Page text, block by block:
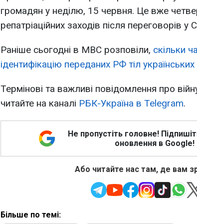
громадян у неділю, 15 червня. Це вже
репатріаційних заходів після переговорів у
Раніше сьогодні в МВС розповіли, скільки
ідентифікацію переданих РФ тіл українських
Термінові та важливі повідомлення про
читайте на каналі РБК-Україна в Telegram.
Не пропустіть головне!
оновлення в Google!
Або читайте нас там, де вам
Більше по темі: